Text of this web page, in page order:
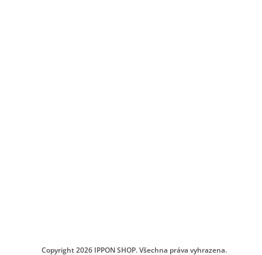
Copyright 2026 IPPON SHOP. Všechna práva vyhrazena.